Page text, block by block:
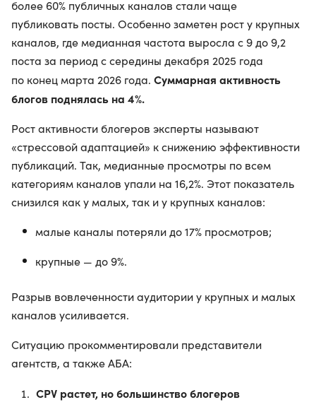
более 60% публичных каналов стали чаще
публиковать посты. Особенно заметен рост у крупных
каналов, где медианная частота выросла с 9 до 9,2
поста за период с середины декабря 2025 года
по конец марта 2026 года. Суммарная активность
блогов поднялась на 4%.
Рост активности блогеров эксперты называют
«стрессовой адаптацией» к снижению эффективности
публикаций. Так, медианные просмотры по всем
категориям каналов упали на 16,2%. Этот показатель
снизился как у малых, так и у крупных каналов:
малые каналы потеряли до 17% просмотров;
крупные — до 9%.
Разрыв вовлеченности аудитории у крупных и малых
каналов усиливается.
Ситуацию прокомментировали представители
агентств, а также АБА:
CPV растет, но большинство блогеров